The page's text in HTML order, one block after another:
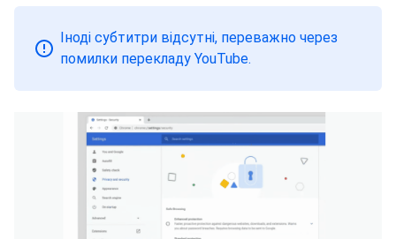
Іноді субтитри відсутні, переважно через
помилки перекладу YouTube.